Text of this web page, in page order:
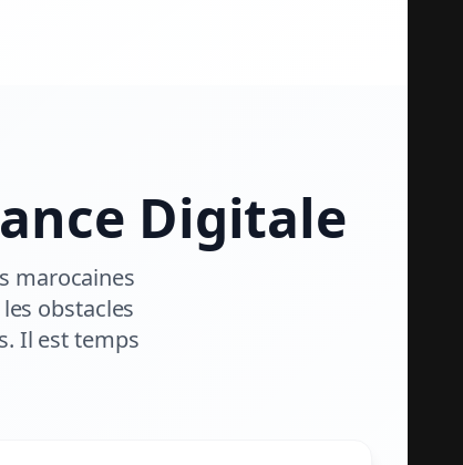
Digitale
marocaines
obstacles
Il est temps